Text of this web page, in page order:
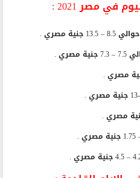
في مصر 2021 :
مصري .
.